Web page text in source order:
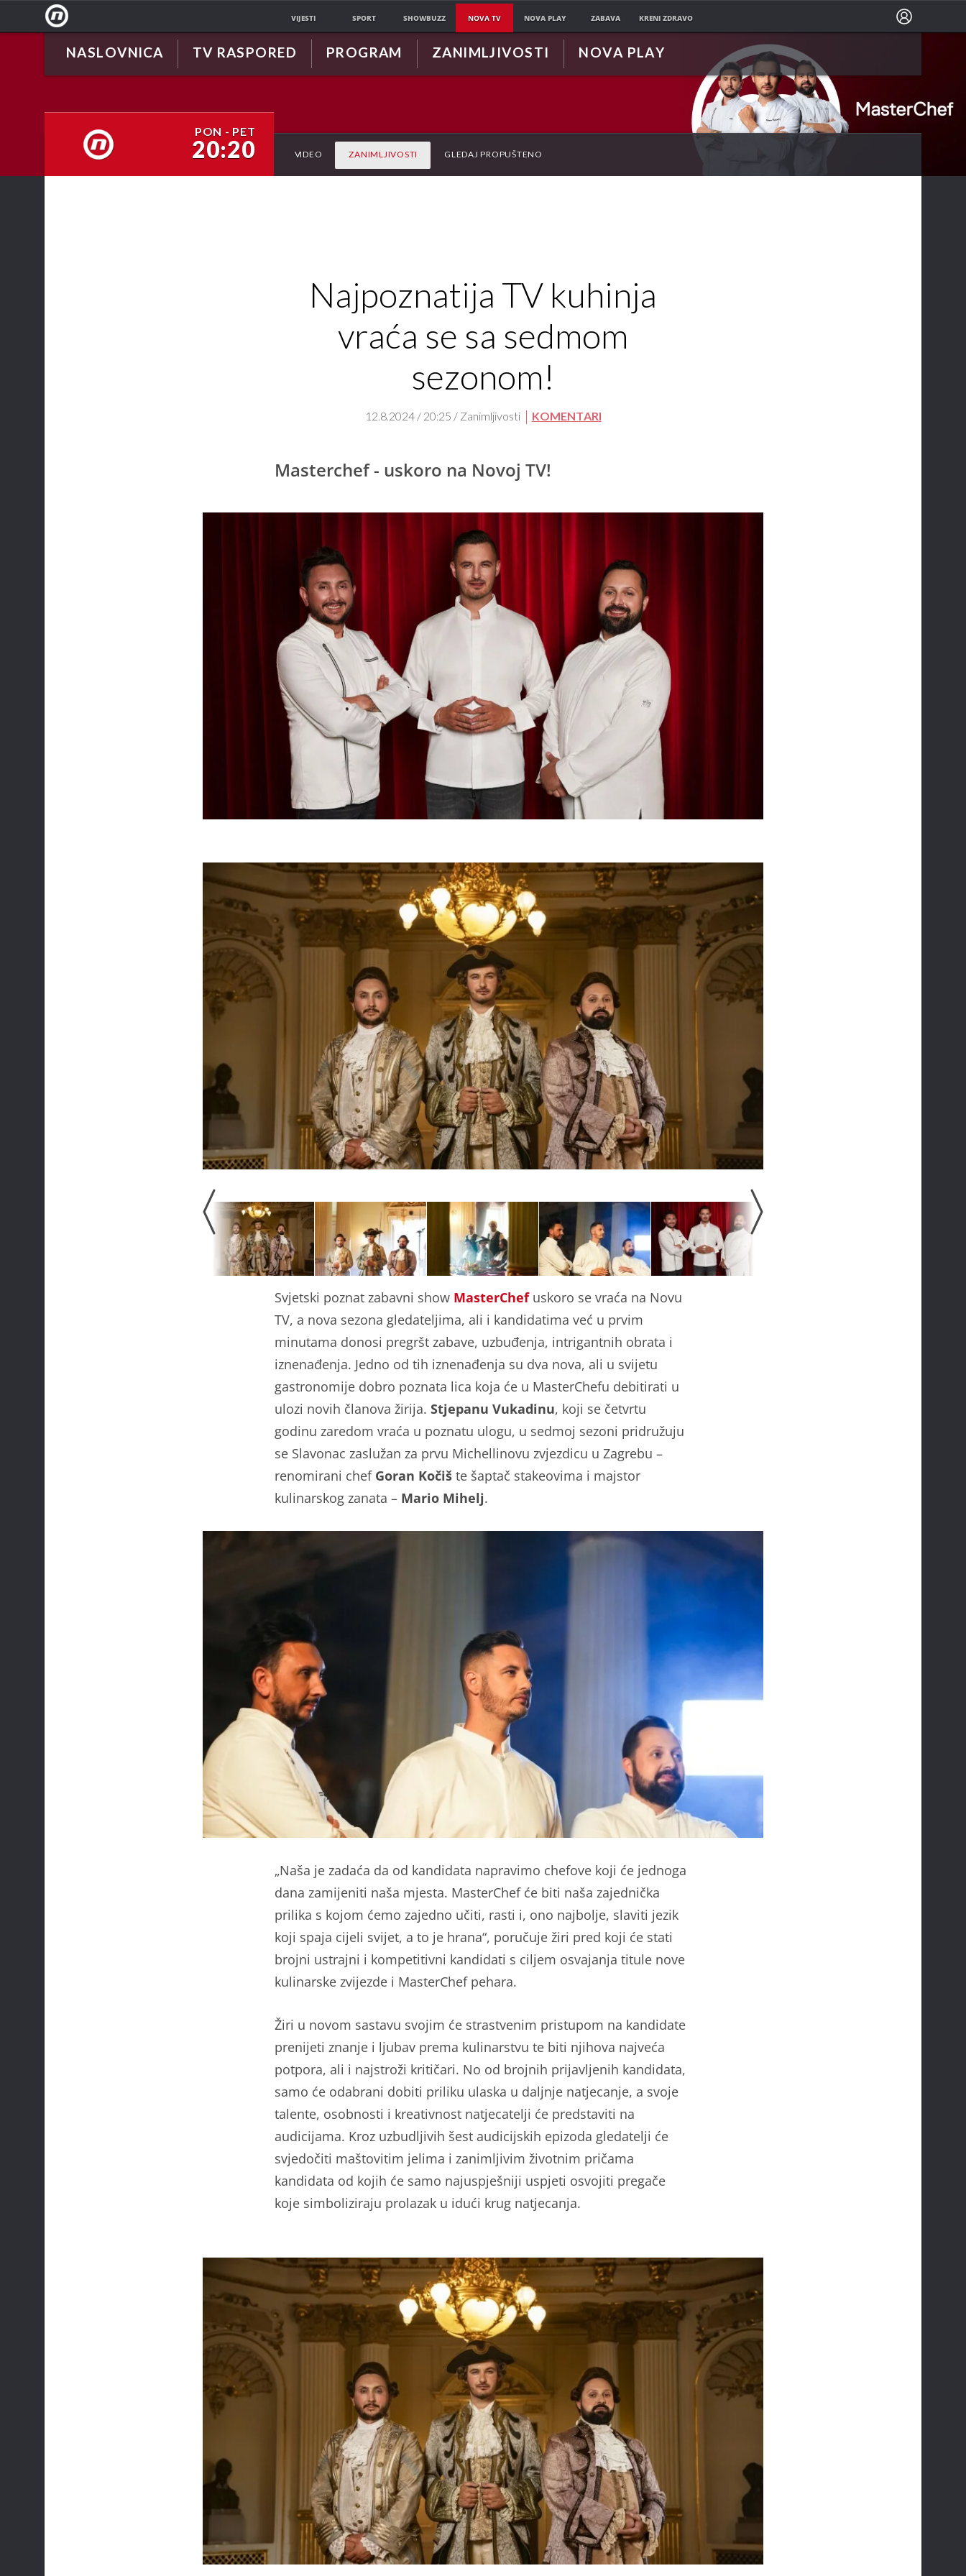
NOVA
VIJESTI SPORT SHOWBUZZ NOVA TV NOVA PLAY ZABAVA KRENI ZDRAVO
NASLOVNICA TV RASPORED PROGRAM ZANIMLJIVOSTI NOVA PLAY
PON - PET
20:20 VIDEO ZANIMLJIVOSTI GLEDAJ PROPUŠTENO
Najpoznatija TV kuhinja
vraća se sa sedmom
sezonom!
12.8.2024 / 20:25 / Zanimljivosti KOMENTARI
Masterchef - uskoro na Novoj TV!
Svjetski poznat zabavni show MasterChef uskoro se vraća na Novu
TV, a nova sezona gledateljima, ali i kandidatima već u prvim
minutama donosi pregršt zabave, uzbuđenja, intrigantnih obrata i
iznenađenja. Jedno od tih iznenađenja su dva nova, ali u svijetu
gastronomije dobro poznata lica koja će u MasterChefu debitirati u
ulozi novih članova žirija. Stjepanu Vukadinu, koji se četvrtu
godinu zaredom vraća u poznatu ulogu, u sedmoj sezoni pridružuju
se Slavonac zaslužan za prvu Michellinovu zvjezdicu u Zagrebu –
renomirani chef Goran Kočiš te šaptač stakeovima i majstor
kulinarskog zanata – Mario Mihelj.
„Naša je zadaća da od kandidata napravimo chefove koji će jednoga
dana zamijeniti naša mjesta. MasterChef će biti naša zajednička
prilika s kojom ćemo zajedno učiti, rasti i, ono najbolje, slaviti jezik
koji spaja cijeli svijet, a to je hrana“, poručuje žiri pred koji će stati
brojni ustrajni i kompetitivni kandidati s ciljem osvajanja titule nove
kulinarske zvijezde i MasterChef pehara.
Žiri u novom sastavu svojim će strastvenim pristupom na kandidate
prenijeti znanje i ljubav prema kulinarstvu te biti njihova najveća
potpora, ali i najstroži kritičari. No od brojnih prijavljenih kandidata,
samo će odabrani dobiti priliku ulaska u daljnje natjecanje, a svoje
talente, osobnosti i kreativnost natjecatelji će predstaviti na
audicijama. Kroz uzbudljivih šest audicijskih epizoda gledatelji će
svjedočiti maštovitim jelima i zanimljivim životnim pričama
kandidata od kojih će samo najuspješniji uspjeti osvojiti pregače
koje simboliziraju prolazak u idući krug natjecanja.